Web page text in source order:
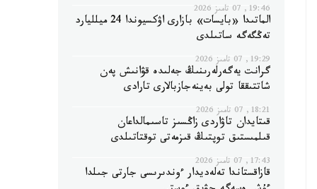
19:46, 07 تامىز 2026
الماتىدا «بايسات» بازارى اۋكسيوندا 24 ميلليارد
تەڭگەگە ساتىلدى
19:29, 07 تامىز 2026
گرانت يەگەرلەرىنىڭ جەلىدە قۋانىش پەن
شاتتىققا تولى بەينەجازبالارى تارادى
18:21, 07 تامىز 2026
قىتايدان تاۋاردى زاڭسىز تاسىمالداعان
قىلمىستىق توپتىڭ قىزمەتى توقتاتىلدى
17:43, 07 تامىز 2026
قازاقستاندا تەلەديدار ءوندىرىسى جارتى جىلدا